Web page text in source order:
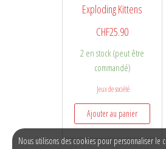
Exploding Kittens
CHF25.90
2 en stock (peut être
commandé)
Jeux de société
Ajouter au panier
Nous utilisons des cookies pour personnaliser